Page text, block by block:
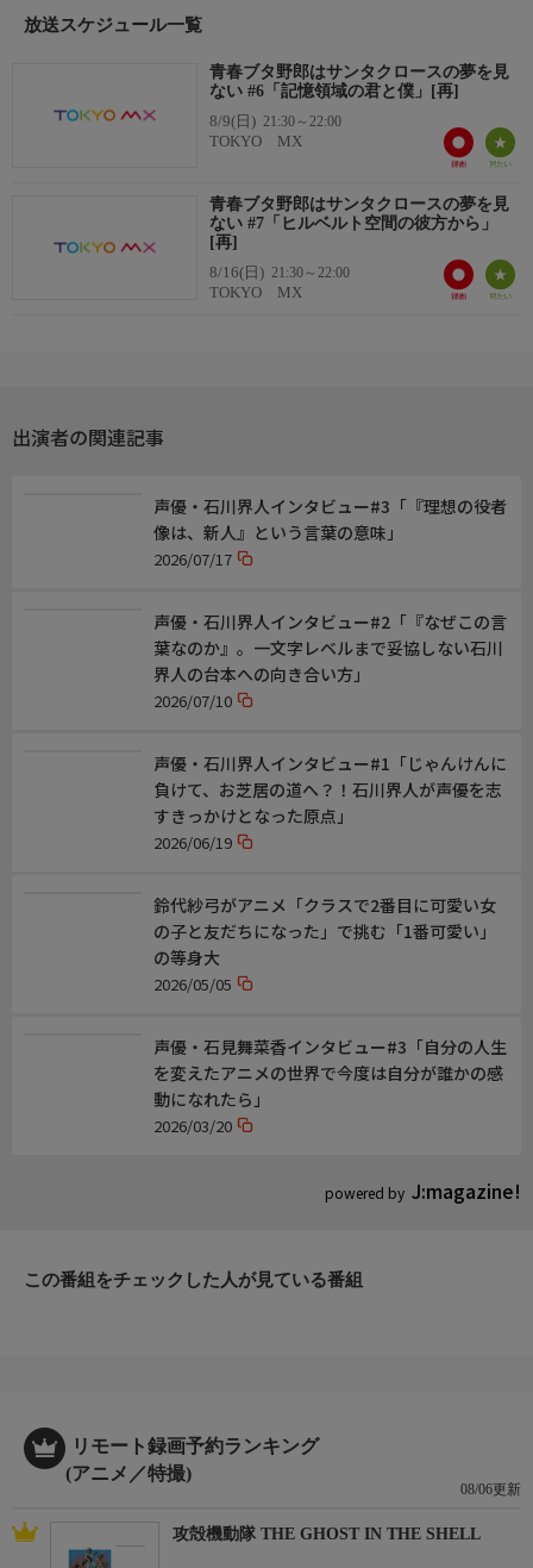
【美東美織】石見舞菜香
【双葉理央】種崎敦美(※崎は「立つ崎」)
【豊浜のどか】内田真礼
放送スケジュール一覧
青春ブタ野郎はサンタクロースの夢を見
ない #6「記憶領域の君と僕」[再]
8/9(日) 21:30～22:00
TOKYO MX
青春ブタ野郎はサンタクロースの夢を見
ない #7「ヒルベルト空間の彼方から」
[再]
8/16(日) 21:30～22:00
TOKYO MX
出演者の関連記事
powered by J:magazine!
声優・石川界人インタビュー#3「『理想の役者
像は、新人』という言葉の意味」
2026/07/17
声優・石川界人インタビュー#2「『なぜこの言
葉なのか』。一文字レベルまで妥協しない石川
界人の台本への向き合い方」
2026/07/10
声優・石川界人インタビュー#1「じゃんけんに
負けて、お芝居の道へ？！石川界人が声優を志
すきっかけとなった原点」
2026/06/19
鈴代紗弓がアニメ「クラスで2番目に可愛い女
の子と友だちになった」で挑む「1番可愛い」
の等身大
2026/05/05
声優・石見舞菜香インタビュー#3「自分の人生
を変えたアニメの世界で今度は自分が誰かの感
動になれたら」
2026/03/20
この番組をチェックした人が見ている番組
リモート録画予約ランキング
(アニメ／特撮)
08/06更新
攻殻機動隊 THE GHOST IN THE SHELL